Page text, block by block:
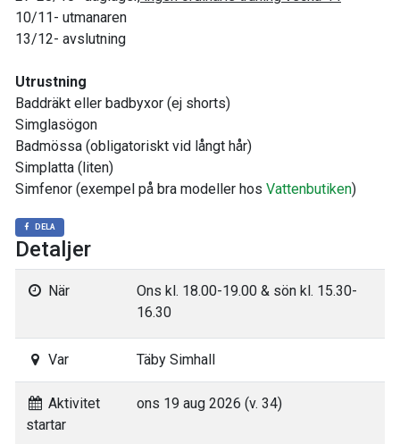
10/11- utmanaren
13/12- avslutning
Utrustning
Baddräkt eller badbyxor (ej shorts)
Simglasögon
Badmössa (obligatoriskt vid långt hår)
Simplatta (liten)
Simfenor (exempel på bra modeller hos Vattenbutiken)
DELA
Detaljer
När
Ons kl. 18.00-19.00 & sön kl. 15.30-
16.30
Var Täby Simhall
Aktivitet
startar
ons 19 aug 2026 (v. 34)